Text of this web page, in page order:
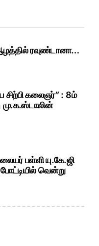
ரவுண்டானா…
சிற்பி கலைஞர்” : 8ம்
பள்ளி யு.கே.ஜி
வென்று